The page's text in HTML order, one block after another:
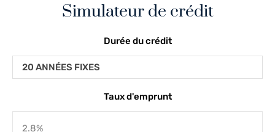
Simulateur de crédit
Durée du crédit
20 ANNÉES FIXES
Taux d'emprunt